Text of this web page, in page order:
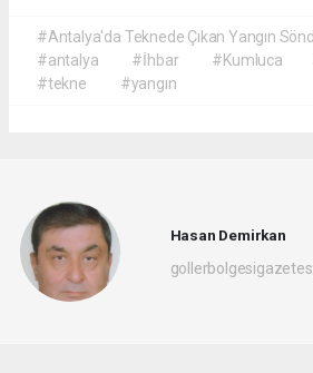
#Antalya'da Teknede Çıkan Yangın
#antalya
#İhbar #Kumluca
#tekne
#yangın
Hasan Demirkan